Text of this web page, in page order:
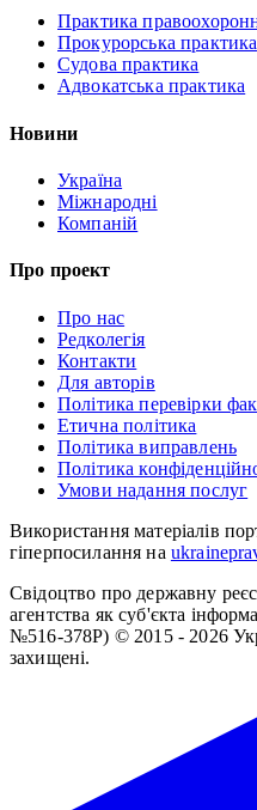
Практика
Прокурорська практика
Судова практика
Адвокатська практика
Новини
Україна
Міжнародні
Компаній
Про проект
Про нас
Редколегія
Контакти
Для авторів
Політика перевірки
Етична політика
Політика виправлень
Політика
Умови надання послуг
Використання матеріалів
гіперпосилання на
Свідоцтво про державну
агентства як суб'єкта
№516-378Р) © 2015 - 2026
захищені.